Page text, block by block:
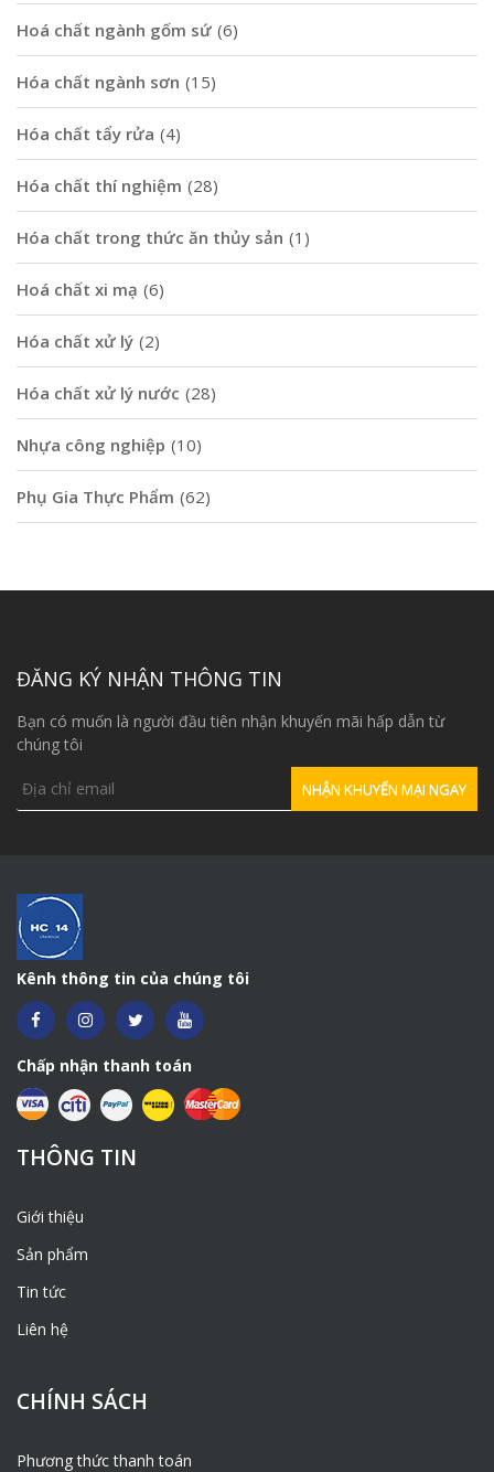
Hoá chất ngành gốm sứ (6)
Hóa chất ngành sơn (15)
Hóa chất tẩy rửa (4)
Hóa chất thí nghiệm (28)
Hóa chất trong thức ăn thủy sản (1)
Hoá chất xi mạ (6)
Hóa chất xử lý (2)
Hóa chất xử lý nước (28)
Nhựa công nghiệp (10)
Phụ Gia Thực Phẩm (62)
ĐĂNG KÝ NHẬN THÔNG TIN
Bạn có muốn là người đầu tiên nhận khuyến mãi hấp dẫn từ
chúng tôi
Kênh thông tin của chúng tôi
Chấp nhận thanh toán
THÔNG TIN
Giới thiệu
Sản phẩm
Tin tức
Liên hệ
CHÍNH SÁCH
Phương thức thanh toán